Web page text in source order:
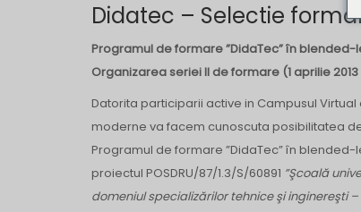
Didatec – Selectie
Programul de formare ”DidaTec” în
Organizarea seriei II de formare (1 aprilie
Datorita participarii active in Campusul
moderne va facem cunoscuta posibilitatea
Programul de formare ”DidaTec” în
proiectul POSDRU/87/1.3/S/60891 ”Şcoală
domeniul specializărilor tehnice şi inginereşti –